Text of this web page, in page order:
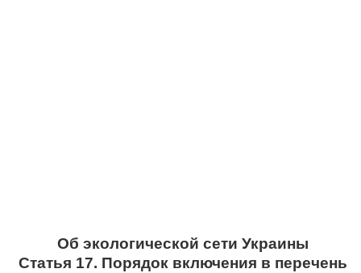
Об экологической сети Украины
Статья 17. Порядок включения в перечень